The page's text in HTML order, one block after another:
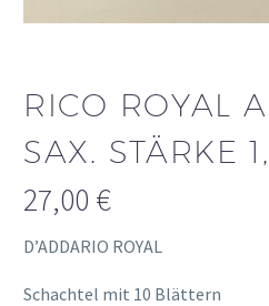
RICO ROYAL
SAX. STÄRKE
27,00 €
D’ADDARIO ROYAL
Schachtel mit 10 Blättern